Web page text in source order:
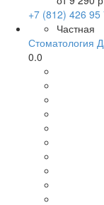
+7 (812) 426 95
Частная
Стоматология
0.0